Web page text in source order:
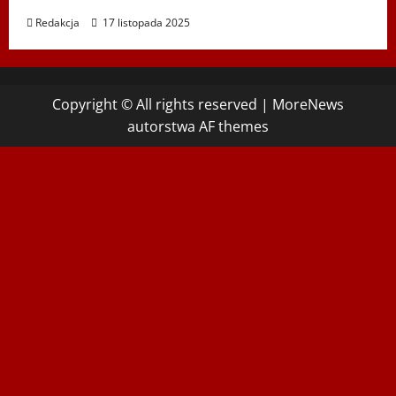
Redakcja 17 listopada 2025
Copyright © All rights reserved | MoreNews
autorstwa AF themes